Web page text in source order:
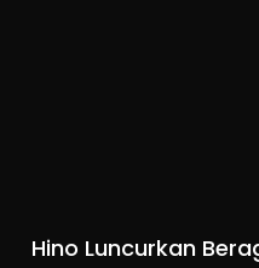
Hino Luncurkan